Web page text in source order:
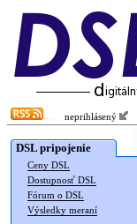
neprihlásený
DSL pripojenie
Ceny DSL
Dostupnosť DSL
Fórum o DSL
Výsledky meraní